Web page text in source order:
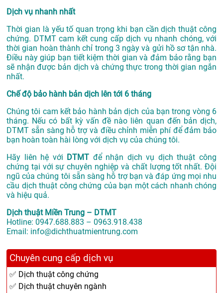
Dịch vụ nhanh nhất
Thời gian là yếu tố quan trọng khi bạn cần dịch thuật công
chứng. DTMT cam kết cung cấp dịch vụ nhanh chóng, với
thời gian hoàn thành chỉ trong 3 ngày và gửi hồ sơ tận nhà.
Điều này giúp bạn tiết kiệm thời gian và đảm bảo rằng bạn
sẽ nhận được bản dịch và chứng thực trong thời gian ngắn
nhất.
Chế độ bảo hành bản dịch lên tới 6 tháng
Chúng tôi cam kết bảo hành bản dịch của bạn trong vòng 6
tháng. Nếu có bất kỳ vấn đề nào liên quan đến bản dịch,
DTMT sẵn sàng hỗ trợ và điều chỉnh miễn phí để đảm bảo
bạn hoàn toàn hài lòng với dịch vụ của chúng tôi.
Hãy liên hệ với DTMT để nhận dịch vụ dịch thuật công
chứng tại với sự chuyên nghiệp và chất lượng tốt nhất. Đội
ngũ của chúng tôi sẵn sàng hỗ trợ bạn và đáp ứng mọi nhu
cầu dịch thuật công chứng của bạn một cách nhanh chóng
và hiệu quả.
Dịch thuật Miền Trung – DTMT
Hotline: 0947.688.883 – 0963.918.438
Email: info@dichthuatmientrung.com
Chuyên cung cấp dịch vụ
✅ Dịch thuật công chứng
✅ Dịch thuật chuyên ngành